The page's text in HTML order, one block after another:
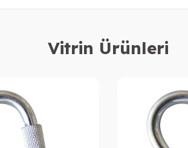
Vitrin Ürünleri